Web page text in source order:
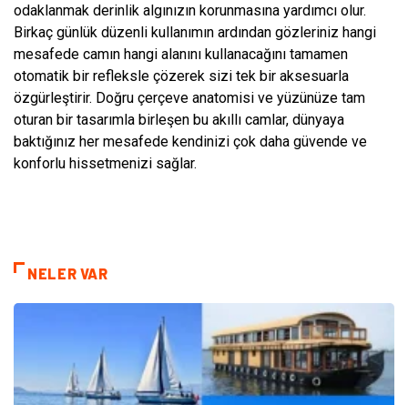
odaklanmak derinlik algınızın korunmasına yardımcı olur.
Birkaç günlük düzenli kullanımın ardından gözleriniz hangi
mesafede camın hangi alanını kullanacağını tamamen
otomatik bir refleksle çözerek sizi tek bir aksesuarla
özgürleştirir. Doğru çerçeve anatomisi ve yüzünüze tam
oturan bir tasarımla birleşen bu akıllı camlar, dünyaya
baktığınız her mesafede kendinizi çok daha güvende ve
konforlu hissetmenizi sağlar.
NELER VAR